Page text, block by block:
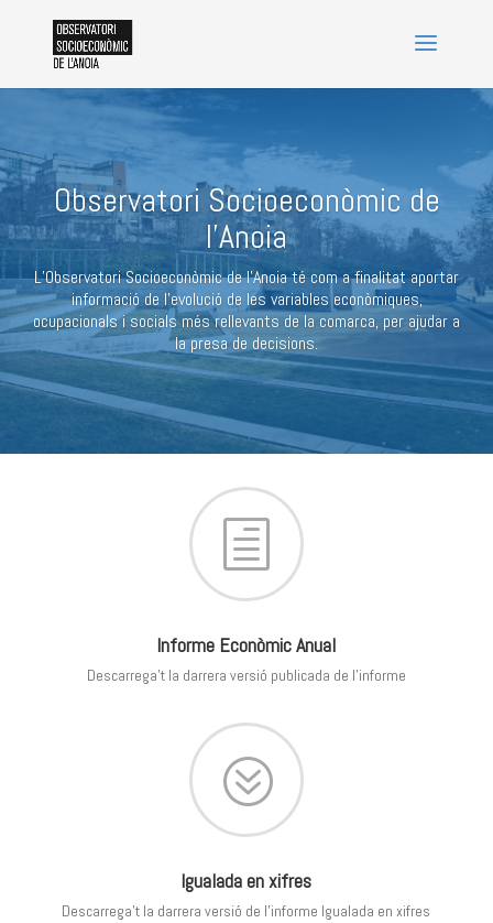
Observatori Socioeconòmic de
l'Anoia
L’Observatori Socioeconòmic de l’Anoia té com a finalitat aportar
informació de l’evolució de les variables econòmiques,
ocupacionals i socials més rellevants de la comarca, per ajudar a
la presa de decisions.
h
Informe Econòmic Anual
Descarrega’t la darrera versió publicada de l’informe
?
Igualada en xifres
Descarrega’t la darrera versió de l’informe Igualada en xifres